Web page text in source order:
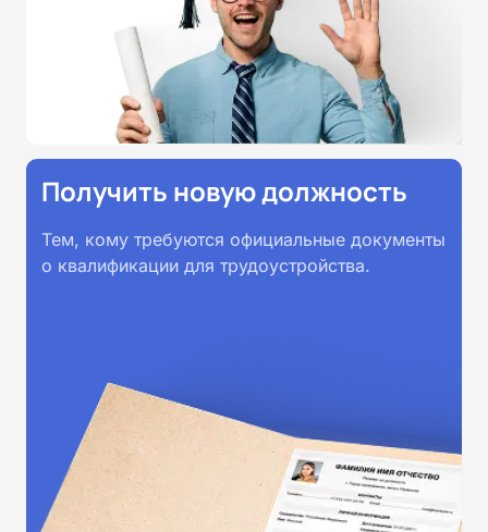
прохождении обучения
принимаются работодателями по
всей России.
Получить новую должность
Тем, кому требуются официальные документы
о квалификации для трудоустройства.